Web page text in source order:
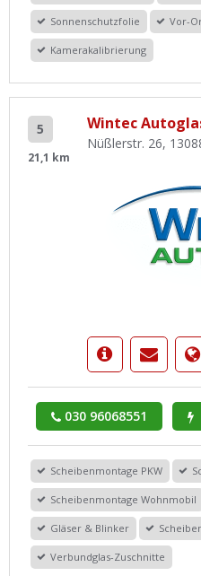
Sonnenschutzfolie Vor-
Kamerakalibrierung
5
21,1 km
Wintec
Nüßlerstr. 26,
030 96068551
Scheibenmontage PKW
Scheibenmontage Wohnmobil
Gläser & Blinker
Verbundglas-Zuschnitte